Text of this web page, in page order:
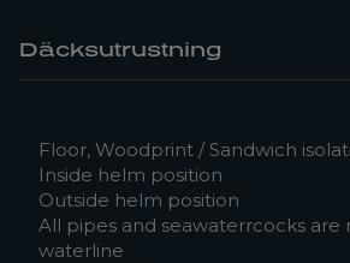
Däcksutrustning
Floor, Woodprint / Sandwich
Inside helm position
Outside helm position
All pipes and seawaterrcocks
waterline